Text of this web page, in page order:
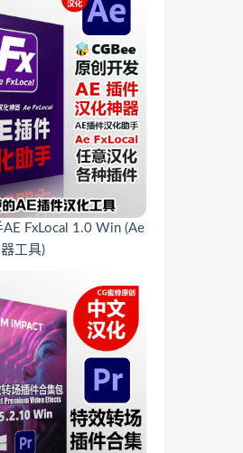
FxLocal 1.0 Win (Ae
工具)